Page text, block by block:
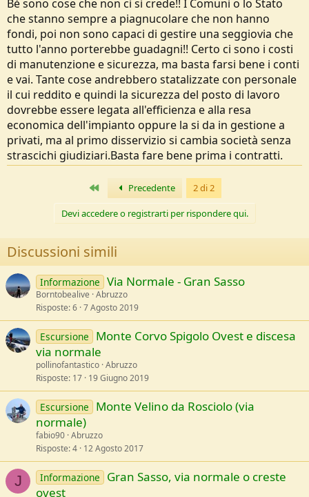
Bè sono cose che non ci si crede!! I Comuni o lo Stato
che stanno sempre a piagnucolare che non hanno
fondi, poi non sono capaci di gestire una seggiovia che
tutto l'anno porterebbe guadagni!! Certo ci sono i costi
di manutenzione e sicurezza, ma basta farsi bene i conti
e vai. Tante cose andrebbero statalizzate con personale
il cui reddito e quindi la sicurezza del posto di lavoro
dovrebbe essere legata all'efficienza e alla resa
economica dell'impianto oppure la si da in gestione a
privati, ma al primo disservizio si cambia società senza
strascichi giudiziari.Basta fare bene prima i contratti.
Primo Precedente 2 di 2
Devi accedere o registrarti per rispondere qui.
Discussioni simili
Informazione Via Normale - Gran Sasso
Borntobealive Abruzzo
Risposte 6 7 Agosto 2019
Escursione
Monte Corvo Spigolo Ovest e discesa
via normale
pollinofantastico Abruzzo
Risposte 17 19 Giugno 2019
Escursione
Monte Velino da Rosciolo (via
normale)
fabio90 Abruzzo
Risposte 4 12 Agosto 2017
J Informazione
Gran Sasso, via normale o creste
ovest